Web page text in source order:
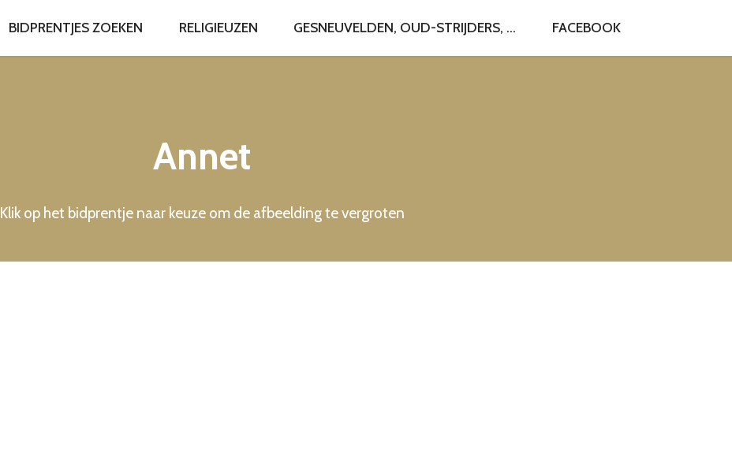
BIDPRENTJES ZOEKEN RELIGIEUZEN GESNEUVELDEN, OUD-STRIJDERS, ... FACEBOOK
Annet
Klik op het bidprentje naar keuze om de afbeelding te vergroten